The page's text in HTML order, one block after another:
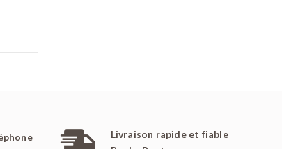
Livraison rapide et fiable